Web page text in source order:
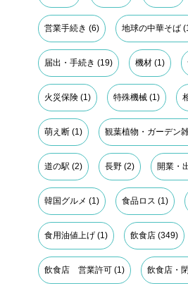
営業手続き (6) 地球の中華そば
届出・手続き (19) 機材 (1)
火災保険 (1) 特殊機械 (1)
萌え断 (1) 観葉植物・ガーデン
道の駅 (2) 長野 (2) 開業・
韓国グルメ (1) 食品ロス (1)
食用油値上げ (1) 飲食店 (349)
飲食店 営業許可 (1) 飲食店・